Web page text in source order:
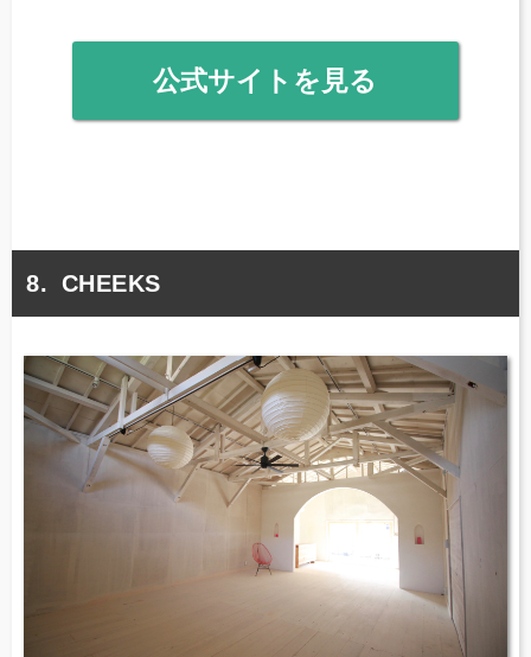
公式サイトを見る
CHEEKS